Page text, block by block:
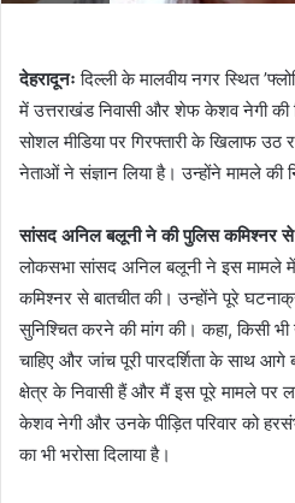
देहरादूनः दिल्ली के मालवीय नगर स्थित
में उत्तराखंड निवासी और शेफ केशव नेगी की
सोशल मीडिया पर गिरफ्तारी के खिलाफ
नेताओं ने संज्ञान लिया है। उन्होंने मामले की
सांसद अनिल बलूनी ने की पुलिस कमिश्नर से
लोकसभा सांसद अनिल बलूनी ने इस मामले में
कमिश्नर से बातचीत की। उन्होंने पूरे
सुनिश्चित करने की मांग की। कहा, किसी भी
चाहिए और जांच पूरी पारदर्शिता के साथ
क्षेत्र के निवासी हैं और मैं इस पूरे मामले पर
केशव नेगी और उनके पीड़ित परिवार को
का भी भरोसा दिलाया है।